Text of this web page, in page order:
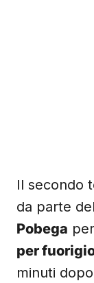
Il secondo
da parte
Pobega
per
minuti